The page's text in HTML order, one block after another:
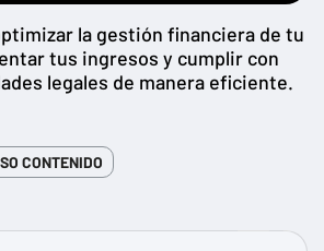
la gestión financiera de tu
tus ingresos y cumplir con
legales de manera eficiente.
CONTENIDO